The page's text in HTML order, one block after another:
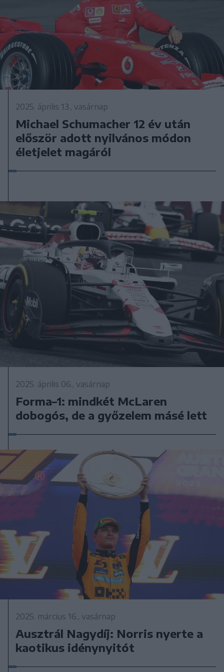
2025. április 13., vasárnap
Michael Schumacher 12 év után
először adott nyilvános módon
életjelet magáról
2025. április 06., vasárnap
Forma–1: mindkét McLaren
dobogós, de a győzelem másé lett
2025. március 16., vasárnap
Ausztrál Nagydíj: Norris nyerte a
kaotikus idénynyitót